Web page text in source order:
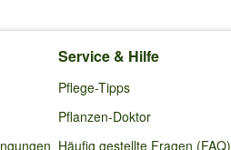
Service & Hilfe
Pflege-Tipps
Pflanzen-Doktor
Häufig gestellte Fragen (FAQ)